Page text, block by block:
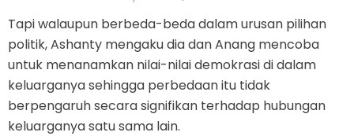
Tapi walaupun berbeda-beda dalam urusan pilihan
politik, Ashanty mengaku dia dan Anang mencoba
untuk menanamkan nilai-nilai demokrasi di dalam
keluarganya sehingga perbedaan itu tidak
berpengaruh secara signifikan terhadap hubungan
keluarganya satu sama lain.